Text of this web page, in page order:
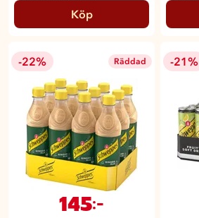
Köp
-22% Räddad
145:-
-21%